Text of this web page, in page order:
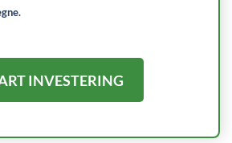
INVESTERING